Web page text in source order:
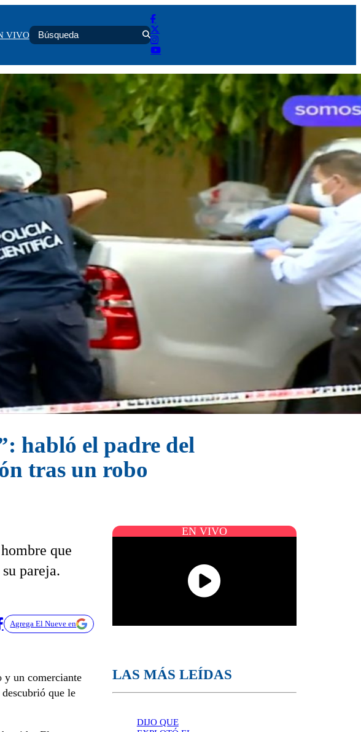
VIVO
habló el padre del
tras un robo
que
pareja.
Agrega El Nueve en
y un comerciante
que le
EN VIVO
LAS MÁS LEÍDAS
DIJO QUE